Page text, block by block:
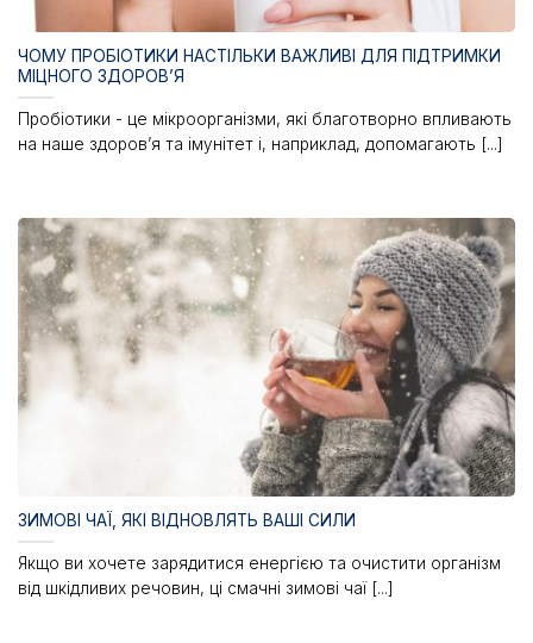
ЧОМУ ПРОБІОТИКИ НАСТІЛЬКИ ВАЖЛИВІ ДЛЯ ПІДТРИМКИ
МІЦНОГО ЗДОРОВ’Я
Пробіотики - це мікроорганізми, які благотворно впливають
на наше здоров’я та імунітет і, наприклад, допомагають [...]
ЗИМОВІ ЧАЇ, ЯКІ ВІДНОВЛЯТЬ ВАШІ СИЛИ
Якщо ви хочете зарядитися енергією та очистити організм
від шкідливих речовин, ці смачні зимові чаї [...]